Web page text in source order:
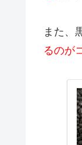
また、
るのが